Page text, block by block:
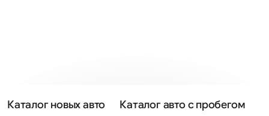
Каталог новых авто
Каталог авто с пробегом